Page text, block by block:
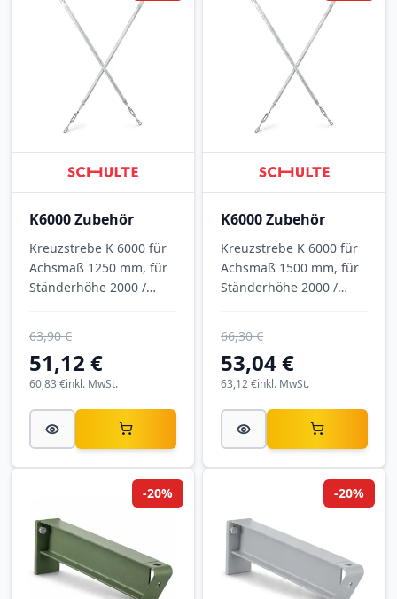
K6000 Zubehör
Kreuzstrebe K 6000 für
Achsmaß 1250 mm, für
Ständerhöhe 2000 /
51,12 €
63,90 €
inkl. MwSt.
60,83 €
K6000 Zubehör
Kreuzstrebe K 6000 für
Achsmaß 1500 mm, für
Ständerhöhe 2000 /
53,04 €
66,30 €
inkl. MwSt.
63,12 €
-20% -20%